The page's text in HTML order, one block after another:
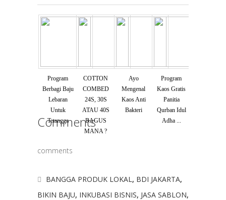
Program
Berbagi Baju
Lebaran
Untuk
Tetangga
COTTON
COMBED
24S, 30S
ATAU 40S
BAGUS
MANA ?
Ayo
Mengenal
Kaos Anti
Bakteri
Program
Kaos Gratis
Panitia
Qurban Idul
Adha ...
Comments
comments
BANGGA PRODUK LOKAL , BDI JAKARTA,
BIKIN BAJU, INKUBASI BISNIS, JASA SABLON,